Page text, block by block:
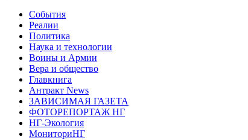
События
Реалии
Политика
Наука и технологии
Воины и Армии
Вера и общество
Главкнига
Антракт News
ЗАВИСИМАЯ ГАЗЕТА
ФОТОРЕПОРТАЖ НГ
НГ-Экология
МониториНГ